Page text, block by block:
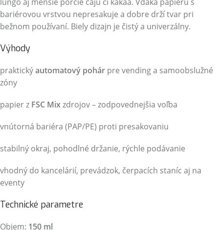
bariérovou vrstvou nepresakuje a dobre drží tvar pri
bežnom používaní. Biely dizajn je čistý a univerzálny.
Výhody
praktickýautomatový pohár pre vending a samoobslužné
zóny
papier z FSC Mixzdrojov – zodpovednejšia voľba
vnútorná bariéra (PAP/PE) proti presakovaniu
stabilný okraj, pohodlné držanie, rýchle podávanie
vhodný do kancelárií, prevádzok, čerpacích staníc aj na
eventy
Technické parametre
Objem: 150 ml